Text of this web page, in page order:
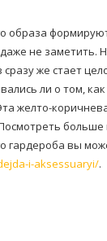
образа
не заметить.
же стает
ли о том,
желто-
больше
гардероба вы
i-aksessuaryi/.